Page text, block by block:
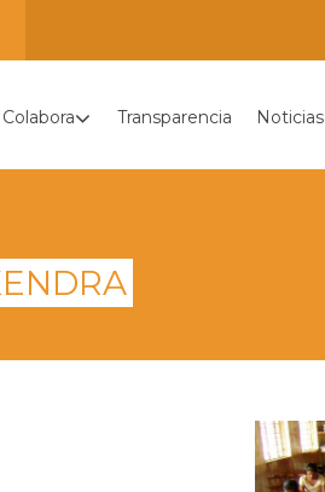
Colabora Transparencia Noticias